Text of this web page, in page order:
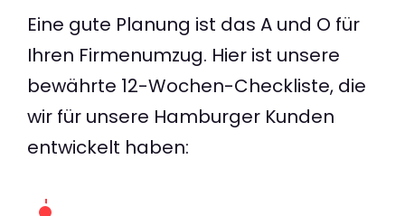
Eine gute Planung ist das A und O für
Ihren Firmenumzug. Hier ist unsere
bewährte 12-Wochen-Checkliste, die
wir für unsere Hamburger Kunden
entwickelt haben: